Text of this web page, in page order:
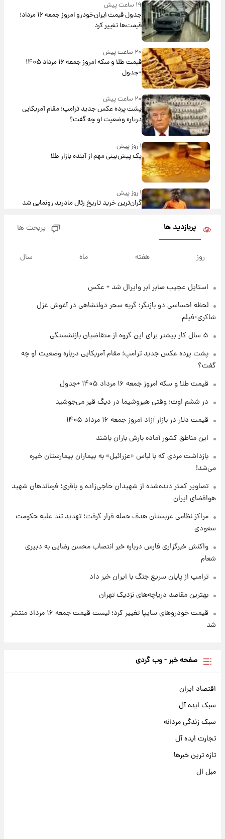
۱۹ ساعت پیش
جدول قیمت ایران‌خودرو امروز جمعه ۱۶ مرداد؛
قیمت‌ها تغییر کرد
۲۰ ساعت پیش
قیمت طلا و سکه امروز جمعه ۱۶ مرداد ۱۴۰۵
+جدول
۲۰ ساعت پیش
پشت پرده عکس جدید ترامپ؛ مقام آمریکایی
درباره وضعیت او چه گفت؟
۱ روز پیش
یک پیش‌بینی مهم از آینده بازار طلا
۱ روز پیش
گران‌ترین خرید تاریخ رئال مادرید رونمایی شد
روزها پربارش‌تر خواهند بود؟
۱ روز پیش
شد؛ تیکدری، محبی و سرگیف با اعداد ویژه
۱ روز پیش
شد+فیلم
۱ روز پیش
امروز پنجشنبه ۱۵ مرداد ۱۴۰۵ +جدول
قیمت طلا و سکه امروز پنجشنبه ۱۵ مرداد ۱۴۰۵
شارژ جدید کالابرگ برای سه دهک؛ جزئیات اعلام
پربازدید ها پربحث ها
روز هفته ماه سال
استایل عجیب صابر ابر وایرال شد + عکس
لحظه احساسی دو بازیگر؛ گریه سحر دولتشاهی در آغوش غزل
شاکری+فیلم
۵ سال کار بیشتر برای این گروه از متقاضیان بازنشستگی
پشت پرده عکس جدید ترامپ؛ مقام آمریکایی درباره وضعیت او چه
گفت؟
قیمت طلا و سکه امروز جمعه ۱۶ مرداد ۱۴۰۵ +جدول
در ششم اوت؛ وقتی هیروشیما در دیگ قیر می‌جوشید
قیمت دلار در بازار آزاد امروز جمعه ۱۶ مرداد ۱۴۰۵
این مناطق کشور آماده بارش باران باشند
بازداشت مردی که با لباس «عزرائیل» به بیماران بیمارستان خیره
می‌شد!
تصاویر کمتر دیده‌شده از شهیدان حاجی‌زاده و باقری؛ فرماندهان شهید
هوافضای ایران
مراکز نظامی عربستان هدف حمله قرار گرفت؛ تهدید تند علیه حکومت
سعودی
واکنش خبرگزاری فارس درباره خبر انتصاب محسن رضایی به دبیری
شعام
ترامپ از پایان سریع جنگ با ایران خبر داد
بهترین مقاصد دریاچه‌های نزدیک تهران
قیمت خودروهای سایپا تغییر کرد؛ لیست قیمت جمعه ۱۶ مرداد منتشر
شد
صفحه خبر - وب گردی
اقتصاد ایران
سبک ایده آل
سبک زندگی مردانه
تجارت ایده آل
تازه ترین خبرها
مبل ال